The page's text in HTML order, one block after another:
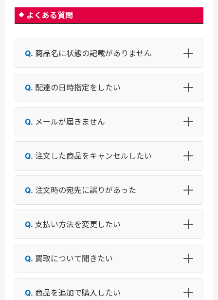
よくある質問
商品名に状態の記載がありません
配達の日時指定をしたい
メールが届きません
注文した商品をキャンセルしたい
注文時の宛先に誤りがあった
支払い方法を変更したい
買取について聞きたい
商品を追加で購入したい